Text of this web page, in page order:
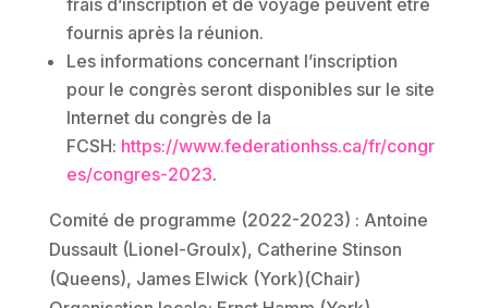
frais d’inscription et de voyage peuvent être
fournis après la réunion.
Les informations concernant l’inscription
pour le congrès seront disponibles sur le site
Internet du congrès de la
FCSH: https://www.federationhss.ca/fr/congr
es/congres-2023.
Comité de programme (2022-2023) : Antoine
Dussault (Lionel-Groulx), Catherine Stinson
(Queens), James Elwick (York)(Chair)